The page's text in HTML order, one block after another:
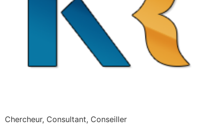
Chercheur, Consultant, Conseiller